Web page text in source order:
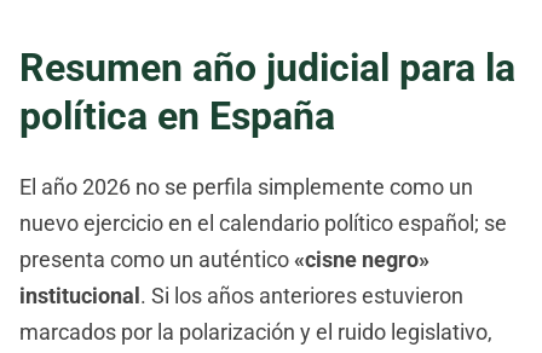
Resumen año judicial para la
política en España
El año 2026 no se perfila simplemente como un
nuevo ejercicio en el calendario político español; se
presenta como un auténtico«cisne negro»
institucional . Si los años anteriores estuvieron
marcados por la polarización y el ruido legislativo,